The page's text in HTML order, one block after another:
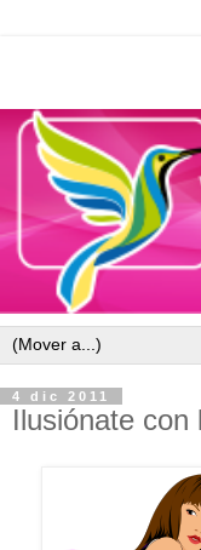
4 dic 2011
Ilusiónate con